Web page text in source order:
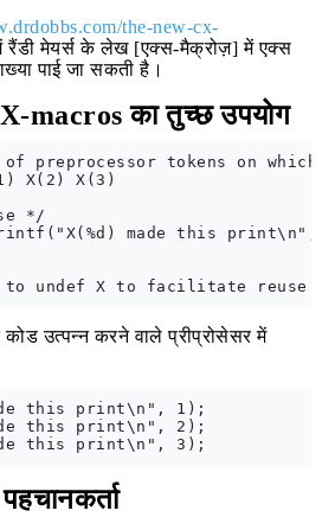
the-new-cx-
रैंडी मेयर्स के लेख [एक्स-मैक्रोज़] में एक्स
पाई जा सकती है।
macros का तुच्छ उपयोग
preprocessor tokens on
X(2) X(3)
*/
made this print\n",
कोड उत्पन्न करने वाले प्रीप्रोसेसर में
this print\n", 1);
this print\n", 2);